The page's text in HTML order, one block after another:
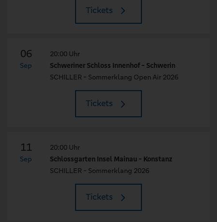
Tickets
06
Sep
20:00 Uhr
Schweriner Schloss Innenhof - Schwerin
SCHILLER - Sommerklang Open Air 2026
Tickets
11
Sep
20:00 Uhr
Schlossgarten Insel Mainau - Konstanz
SCHILLER - Sommerklang 2026
Tickets